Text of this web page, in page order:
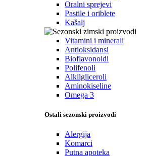
Oralni sprejevi
Pastile i oriblete
Kašalj
Vitamini i minerali
Antioksidansi
Bioflavonoidi
Polifenoli
Alkilgliceroli
Aminokiseline
Omega 3
Ostali sezonski proizvodi
Alergija
Komarci
Putna apoteka